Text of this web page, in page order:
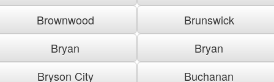
Brownwood
Brunswick
Bryan
Bryan
Bryson City
Buchanan